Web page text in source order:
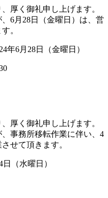
厚く御礼申し上げます。
6月28日（金曜日）は、営
。
年6月28日（金曜日）
厚く御礼申し上げます。
事務所移転作業に伴い、4
せて頂きます。
（水曜日）